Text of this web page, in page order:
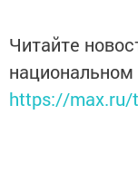
Читайте
https://max.ru/